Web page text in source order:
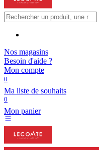
Nos magasins
Besoin d'aide ?
Mon compte
0
Ma liste de souhaits
0
Mon panier